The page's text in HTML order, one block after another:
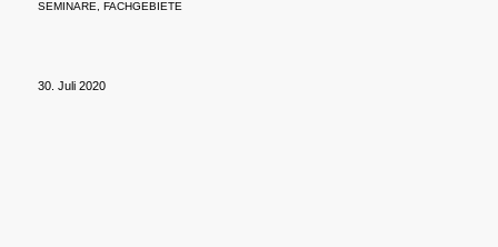
SEMINARE FACHGEBIETE
30. Juli 2020